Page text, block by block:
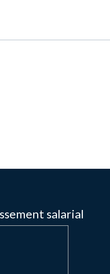
salarial